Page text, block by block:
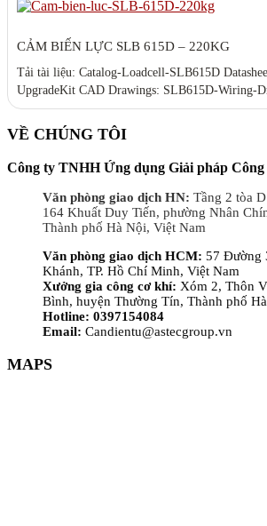
CẢM BIẾN LỰC SLB 615D – 220KG
Tải tài liệu: Catalog-Loadcell-SLB615D
UpgradeKit CAD Drawings: SLB615D-Wiring-
SLB615D SLB615D_3D_CAD
VỀ CHÚNG TÔI
Công ty TNHH Ứng dụng Giải pháp Công
Văn phòng giao dịch HN: Tầng 2 tòa
164 Khuất Duy Tiến, phường Nhân
Thành phố Hà Nội, Việt Nam
Văn phòng giao dịch HCM: 57 Đường
Khánh, TP. Hồ Chí Minh, Việt Nam
Xưởng gia công cơ khí: Xóm 2, Thôn
Bình, huyện Thường Tín, Thành phố
Hotline: 0397154084
Email: Candientu@astecgroup.vn
MAPS